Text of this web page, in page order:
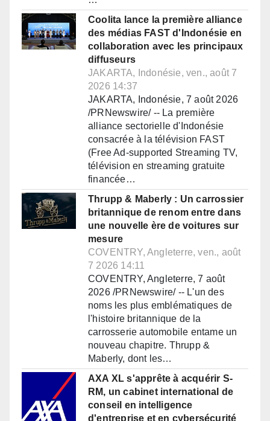
Coolita lance la première alliance
des médias FAST d'Indonésie en
collaboration avec les principaux
diffuseurs
JAKARTA, Indonésie, ven., août 7
2026 14:37
JAKARTA, Indonésie, 7 août 2026
/PRNewswire/ -- La première
alliance sectorielle d'Indonésie
consacrée à la télévision FAST
(Free Ad-supported Streaming TV,
télévision en streaming gratuite
financée…
Thrupp & Maberly : Un carrossier
britannique de renom entre dans
une nouvelle ère de voitures sur
mesure
COVENTRY, Angleterre, ven., août
7 2026 14:11
COVENTRY, Angleterre, 7 août
2026 /PRNewswire/ -- L'un des
noms les plus emblématiques de
l'histoire britannique de la
carrosserie automobile entame un
nouveau chapitre. Thrupp &
Maberly, dont les…
AXA XL s'apprête à acquérir S-
RM, un cabinet international de
conseil en intelligence
d'entreprise et en cybersécurité